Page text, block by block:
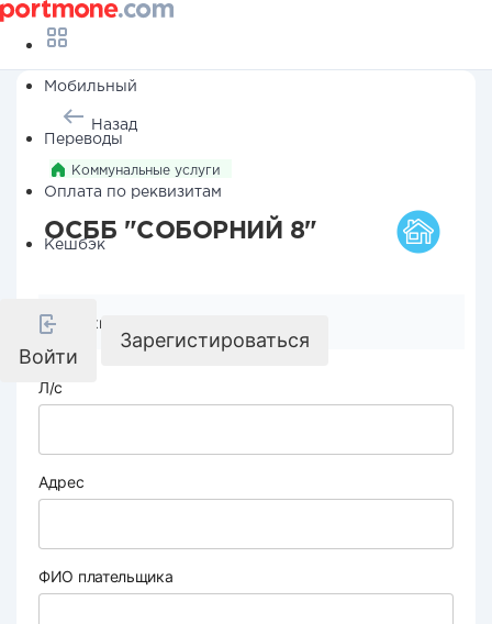
Мобильный
Переводы
Оплата по реквизитам
Кешбэк
Войти
Зарегистироваться
Назад
Коммунальные услуги
ОСББ "СОБОРНИЙ 8"
Реквизиты компании
Л/с
Адрес
ФИО плательщика